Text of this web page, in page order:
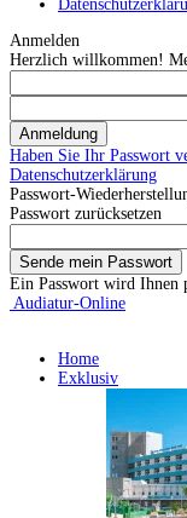
Anmelden
Herzlich willkommen!
Haben Sie Ihr Passwort
Datenschutzerklärung
Passwort-
Passwort zurücksetzen
Ein Passwort wird Ihnen
Audiatur-Online
Home
Exklusiv